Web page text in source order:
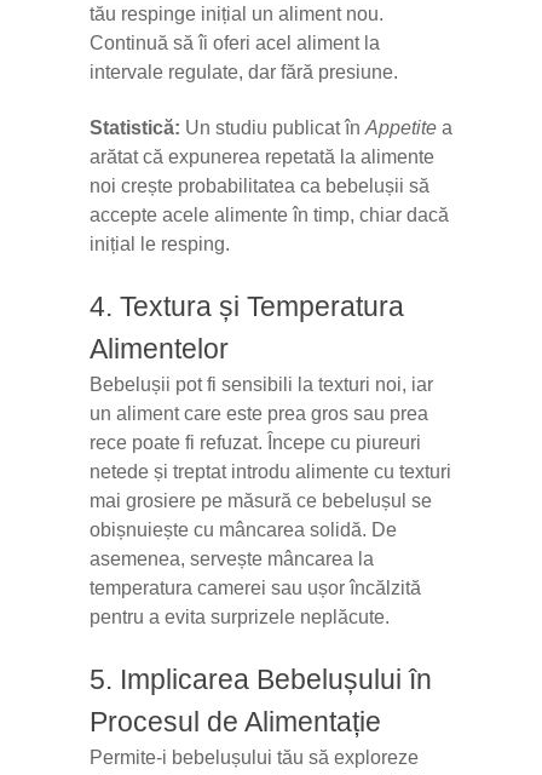
tău respinge inițial un aliment nou.
Continuă să îi oferi acel aliment la
intervale regulate, dar fără presiune.
Statistică: Un studiu publicat înAppetite a
arătat că expunerea repetată la alimente
noi crește probabilitatea ca bebelușii să
accepte acele alimente în timp, chiar dacă
inițial le resping.
4. Textura și Temperatura
Alimentelor
Bebelușii pot fi sensibili la texturi noi, iar
un aliment care este prea gros sau prea
rece poate fi refuzat. Începe cu piureuri
netede și treptat introdu alimente cu texturi
mai grosiere pe măsură ce bebelușul se
obișnuiește cu mâncarea solidă. De
asemenea, servește mâncarea la
temperatura camerei sau ușor încălzită
pentru a evita surprizele neplăcute.
5. Implicarea Bebelușului în
Procesul de Alimentație
Permite-i bebelușului tău să exploreze